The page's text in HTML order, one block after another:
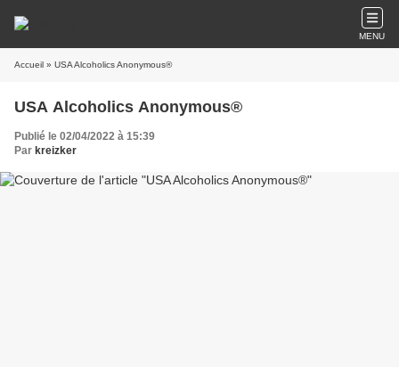
MENU
Accueil » USA Alcoholics Anonymous®
USA Alcoholics Anonymous®
Publié le 02/04/2022 à 15:39
Par kreizker